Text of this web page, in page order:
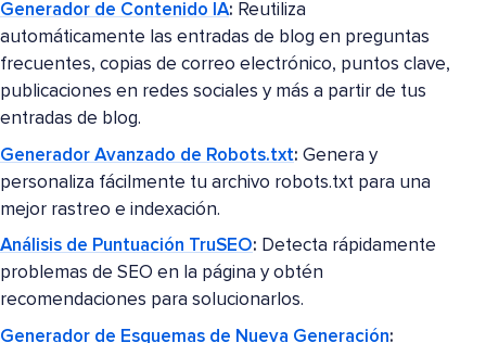
Generador de Contenido IA: Reutiliza
automáticamente las entradas de blog en preguntas
frecuentes, copias de correo electrónico, puntos clave,
publicaciones en redes sociales y más a partir de tus
entradas de blog.
Generador Avanzado de Robots.txt: Genera y
personaliza fácilmente tu archivo robots.txt para una
mejor rastreo e indexación.
Análisis de Puntuación TruSEO: Detecta rápidamente
problemas de SEO en la página y obtén
recomendaciones para solucionarlos.
Generador de Esquemas de Nueva Generación: